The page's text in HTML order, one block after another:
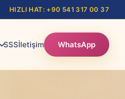
HIZLI HAT: +90 541 317 00 37
SSSİletişim WhatsApp